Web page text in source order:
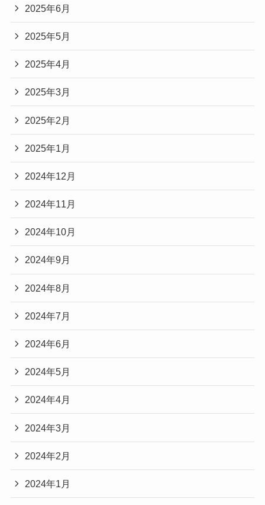
2025年6月
2025年5月
2025年4月
2025年3月
2025年2月
2025年1月
2024年12月
2024年11月
2024年10月
2024年9月
2024年8月
2024年7月
2024年6月
2024年5月
2024年4月
2024年3月
2024年2月
2024年1月